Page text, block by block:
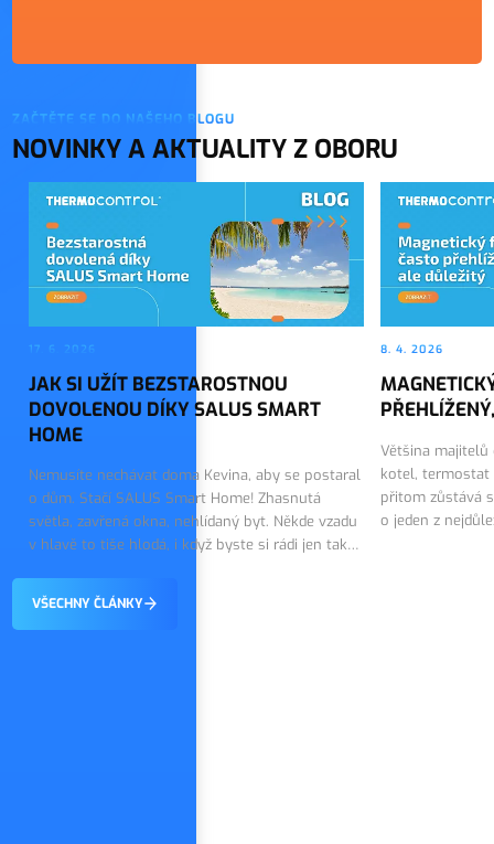
ZAČTĚTE SE DO NAŠEHO BLOGU
NOVINKY A AKTUALITY Z OBORU
17. 6. 2026
JAK SI UŽÍT BEZSTAROSTNOU
DOVOLENOU DÍKY SALUS SMART
HOME
Nemusíte nechávat doma Kevina, aby se postaral
o dům. Stačí SALUS Smart Home! Zhasnutá
světla, zavřená okna, nehlídaný byt. Někde vzadu
v hlavě to tiše hlodá, i když byste si rádi jen tak
je, že tohle…
8. 4. 2026
Většina
kotel, termostat
přitom zůstává
o jeden z
VŠECHNY ČLÁNKY